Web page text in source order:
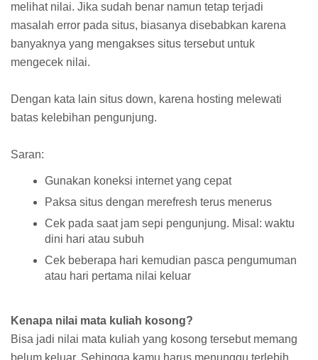
melihat nilai. Jika sudah benar namun tetap terjadi
masalah error pada situs, biasanya disebabkan karena
banyaknya yang mengakses situs tersebut untuk
mengecek nilai.
Dengan kata lain situs down, karena hosting melewati
batas kelebihan pengunjung.
Saran:
Gunakan koneksi internet yang cepat
Paksa situs dengan merefresh terus menerus
Cek pada saat jam sepi pengunjung. Misal: waktu
dini hari atau subuh
Cek beberapa hari kemudian pasca pengumuman
atau hari pertama nilai keluar
Kenapa nilai mata kuliah kosong?
Bisa jadi nilai mata kuliah yang kosong tersebut memang
belum keluar. Sehingga kamu harus menunggu terlebih